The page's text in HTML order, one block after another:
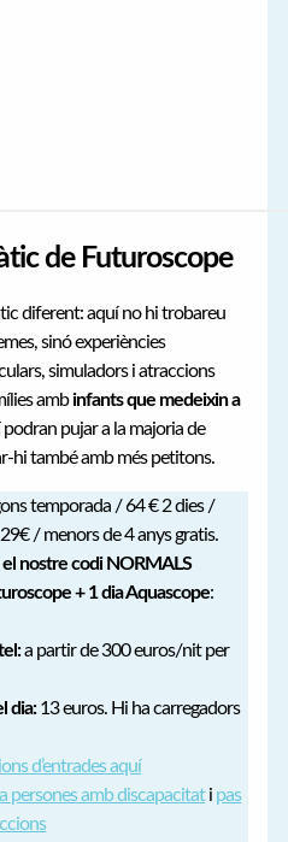
de Futuroscope
diferent: aquí no hi trobareu
sinó experiències
simuladors i atraccions
ambinfants que medeixin a
pujar a la majoria de
hi també amb més petitons.
temporada / 64 € 2 dies /
/ menors de 4 anys gratis.
nostre codi NORMALS
+ 1 dia Aquascope:
a partir de 300 euros/nit per
dia:13 euros. Hi ha carregadors
d’entrades aquí
persones amb discapacitati pas